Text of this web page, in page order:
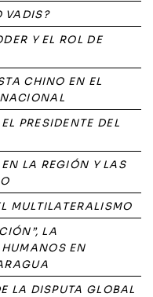
VADIS?
Y EL ROL DE
CHINO EN EL
PRESIDENTE DEL
LA REGIÓN Y LAS
MULTILATERALISMO
LA
EN
LA DISPUTA GLOBAL